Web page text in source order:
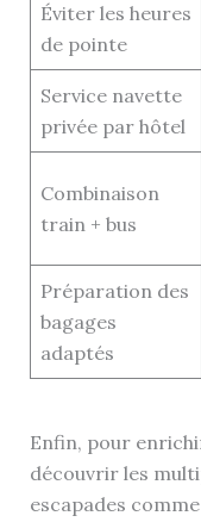
Éviter les heures
de pointe
Service navette
privée par hôtel
Combinaison
train + bus
Préparation des
bagages
adaptés
Enfin, pour
découvrir les
escapades